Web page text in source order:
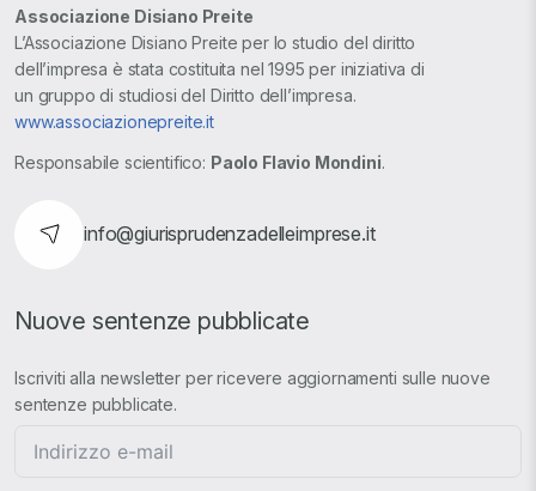
Associazione Disiano Preite
L’Associazione Disiano Preite per lo studio del diritto
dell’impresa è stata costituita nel 1995 per iniziativa di
un gruppo di studiosi del Diritto dell’impresa.
www.associazionepreite.it
Responsabile scientifico: Paolo Flavio Mondini.
info@giurisprudenzadelleimprese.it
Nuove sentenze pubblicate
Iscriviti alla newsletter per ricevere aggiornamenti sulle nuove
sentenze pubblicate.